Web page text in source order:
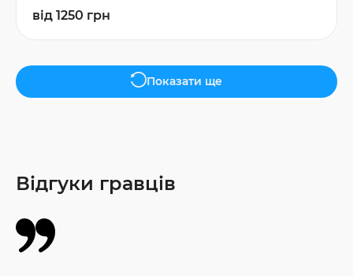
від 1250 грн
Показати ще
Відгуки гравців